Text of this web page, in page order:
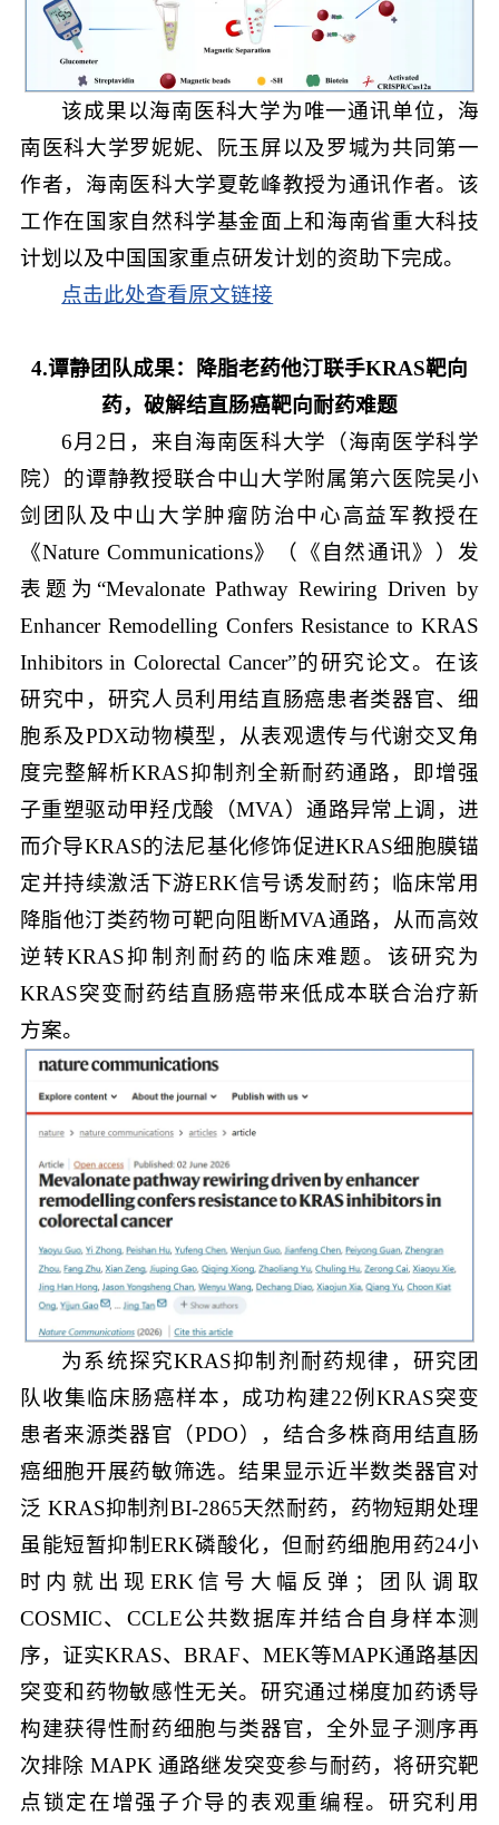
该成果以海南医科大学为唯一通讯单位，海
南医科大学罗妮妮、阮玉屏以及罗堿为共同第一
作者，海南医科大学夏乾峰教授为通讯作者。该
工作在国家自然科学基金面上和海南省重大科技
计划以及中国国家重点研发计划的资助下完成。
点击此处查看原文链接
4.谭静团队成果：降脂老药他汀联手KRAS靶向
药，破解结直肠癌靶向耐药难题
6月2日，来自海南医科大学（海南医学科学
院）的谭静教授联合中山大学附属第六医院吴小
剑团队及中山大学肿瘤防治中心高益军教授在
《Nature Communications》（《自然通讯》）发
表题为“Mevalonate Pathway Rewiring Driven by
Enhancer Remodelling Confers Resistance to KRAS
Inhibitors in Colorectal Cancer”的研究论文。在该
研究中，研究人员利用结直肠癌患者类器官、细
胞系及PDX动物模型，从表观遗传与代谢交叉角
度完整解析KRAS抑制剂全新耐药通路，即增强
子重塑驱动甲羟戊酸（MVA）通路异常上调，进
而介导KRAS的法尼基化修饰促进KRAS细胞膜锚
定并持续激活下游ERK信号诱发耐药；临床常用
降脂他汀类药物可靶向阻断MVA通路，从而高效
逆转KRAS抑制剂耐药的临床难题。该研究为
KRAS突变耐药结直肠癌带来低成本联合治疗新
方案。
为系统探究KRAS抑制剂耐药规律，研究团
队收集临床肠癌样本，成功构建22例KRAS突变
患者来源类器官（PDO），结合多株商用结直肠
癌细胞开展药敏筛选。结果显示近半数类器官对
泛 KRAS抑制剂BI-2865天然耐药，药物短期处理
虽能短暂抑制ERK磷酸化，但耐药细胞用药24小
时内就出现ERK信号大幅反弹；团队调取
COSMIC、CCLE公共数据库并结合自身样本测
序，证实KRAS、BRAF、MEK等MAPK通路基因
突变和药物敏感性无关。研究通过梯度加药诱导
构建获得性耐药细胞与类器官，全外显子测序再
次排除 MAPK 通路继发突变参与耐药，将研究靶
点锁定在增强子介导的表观重编程。研究利用